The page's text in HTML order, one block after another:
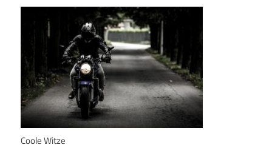
Coole Witze